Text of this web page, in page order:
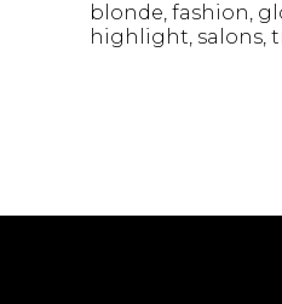
blonde fashion
highlight salons